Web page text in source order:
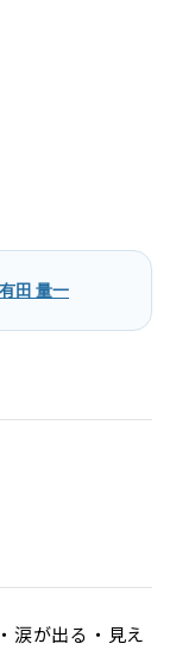
田 量一
涙が出る・見え